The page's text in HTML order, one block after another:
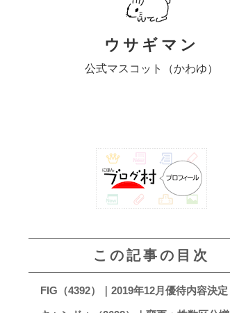
ウサギマン
公式マスコット（かわゆ）
この記事の目次
FIG（4392）｜2019年12月優待内容決定